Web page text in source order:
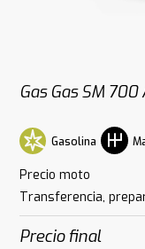
Gas Gas SM 700
Gasolina
Precio moto
Transferencia,
Precio final